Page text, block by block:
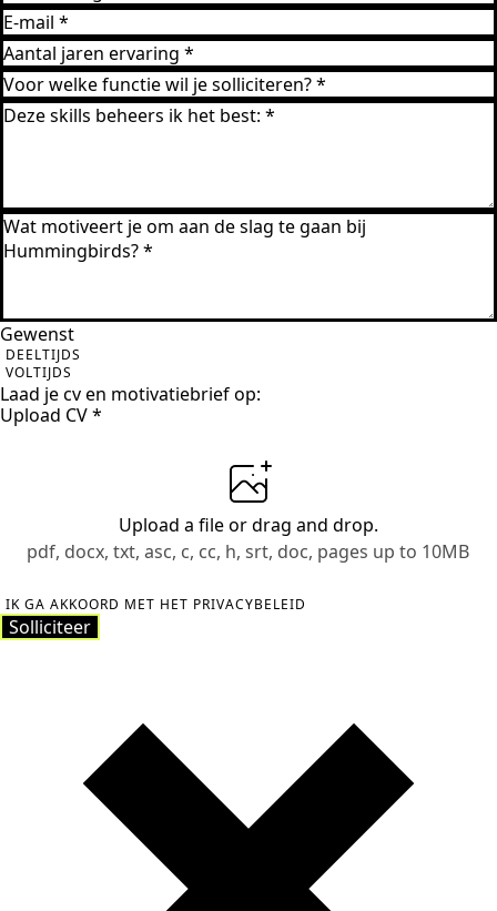
Gewenst
DEELTIJDS
VOLTIJDS
Laad je cv en motivatiebrief op:
Upload CV*
Upload a fileor drag and drop.
pdf, docx, txt, asc, c, cc, h, srt, doc, pages up to 10MB
IK GA AKKOORD MET HET PRIVACYBELEID
Solliciteer